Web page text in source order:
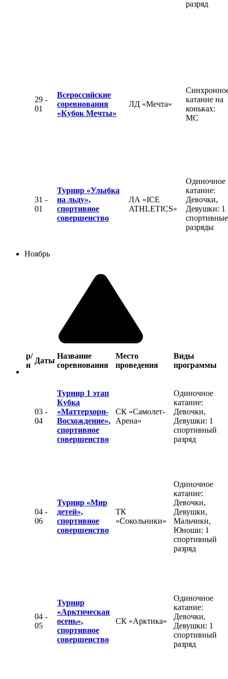
разряд
29 -
01
Всероссийские
соревнования
«Кубок Мечты»
ЛД «Мечта»
катание на
коньках:
МС
31 -
01
Турнир «Улыбка
на льду»,
спортивное
совершенство
ЛА «ICE
ATHLETICS»
Одиночное
катание:
Девочки,
Девушки: 1
спортивные
разряды
Ноябрь
р/
н
Даты
Название
соревнования
Место
проведения
Виды
программы
03 -
04
Турнир 1 этап
Кубка
«Маттерхорн-
Восхождение»,
спортивное
совершенство
СК «Самолет-
Арена»
Одиночное
катание:
Девочки,
Девушки: 1
спортивный
разряд
04 -
06
Турнир «Мир
детей»,
спортивное
совершенство
ТК
«Сокольники»
Одиночное
катание:
Девочки,
Девушки,
Мальчики,
Юноши: 1
спортивный
разряд
04 -
05
Турнир
«Арктическая
осень»,
спортивное
совершенство
СК «Арктика»
Одиночное
катание:
Девочки,
Девушки: 1
спортивный
разряд